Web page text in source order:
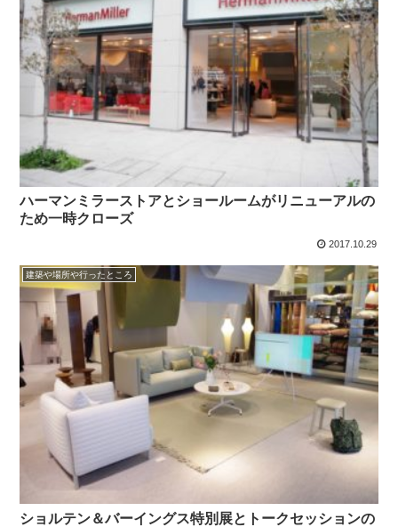
ハーマンミラーストアとショールームがリニューアルの
ため一時クローズ
2017.10.29
建築や場所や行ったところ
ショルテン＆バーイングス特別展とトークセッションの